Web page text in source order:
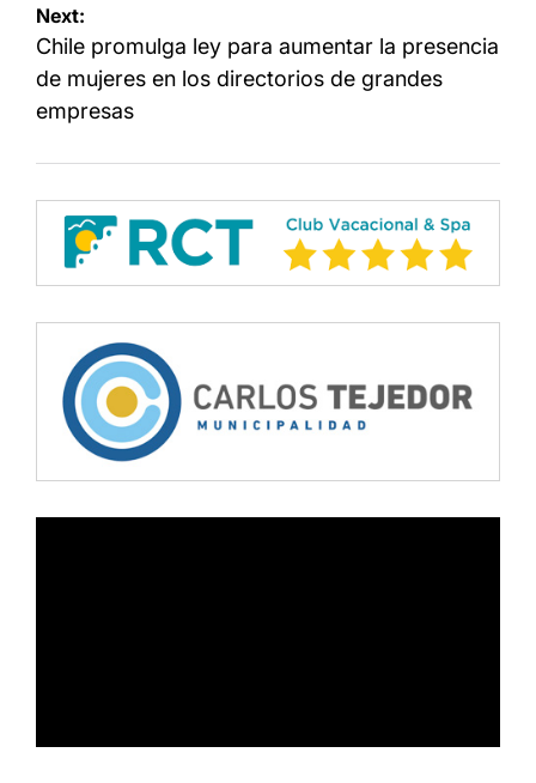
Next:
Chile promulga ley para aumentar la presencia
de mujeres en los directorios de grandes
empresas